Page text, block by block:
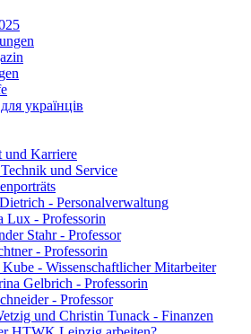
українців
und Karriere
und Service
- Personalverwaltung
Lux - Professorin
Stahr - Professor
- Professorin
- Wissenschaftlicher Mitarbeiter
Gelbrich - Professorin
- Professor
und Christin Tunack - Finanzen